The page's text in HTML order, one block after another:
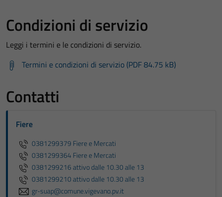
Condizioni di servizio
Leggi i termini e le condizioni di servizio.
Termini e condizioni di servizio (PDF 84.75 kB)
Contatti
Fiere
0381299379 Fiere e Mercati
0381299364 Fiere e Mercati
0381299216 attivo dalle 10.30 alle 13
0381299210 attivo dalle 10.30 alle 13
gr-suap@comune.vigevano.pv.it